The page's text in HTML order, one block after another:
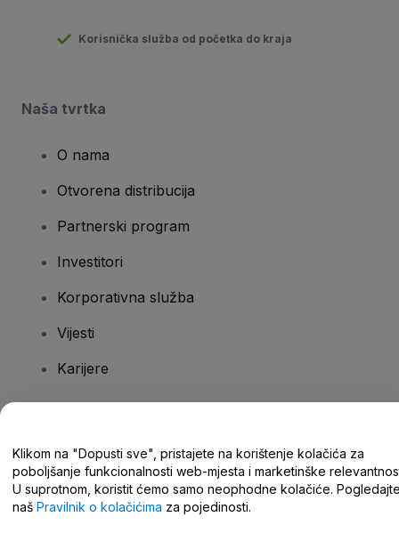
Korisnička služba od početka do kraja
Naša tvrtka
O nama
Otvorena distribucija
Partnerski program
Investitori
Korporativna služba
Vijesti
Karijere
Centar za pomoć/kontaktirajte nas
Klikom na "Dopusti sve", pristajete na korištenje kolačića za
poboljšanje funkcionalnosti web-mjesta i marketinške
U suprotnom, koristit ćemo samo neophodne kolačiće.
naš Pravilnik o kolačićima za pojedinosti.